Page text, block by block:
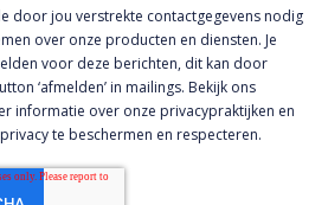
door jou verstrekte contactgegevens nodig
over onze producten en diensten. Je
voor deze berichten, dit kan door
‘afmelden’ in mailings. Bekijk ons
informatie over onze privacypraktijken en
te beschermen en respecteren.